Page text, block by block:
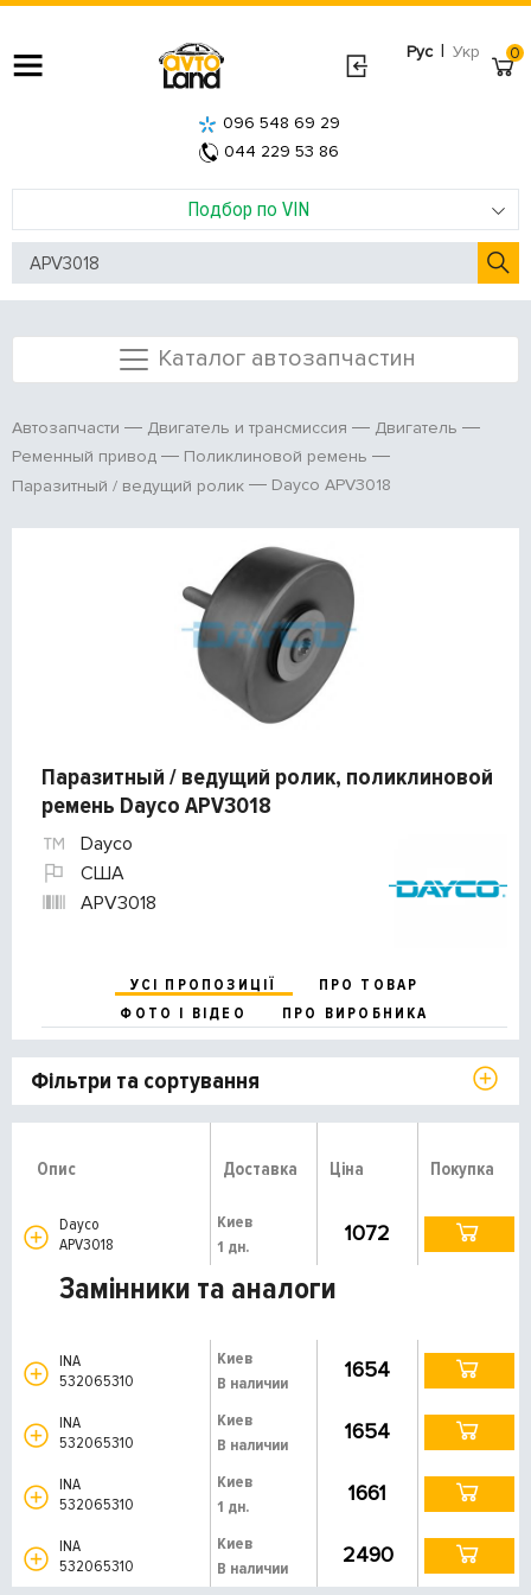
Рус | Укр
Подбор по VIN
096 548 69 29
044 229 53 86
0
Каталог автозапчастин
Автозапчасти Двигатель и трансмиссия
Двигатель
Ременный привод
Поликлиновой ремень
Паразитный / ведущий ролик
Dayco APV3018
Паразитный / ведущий ролик, поликлиновой
ремень Dayco APV3018
Dayco
США
APV3018
УСІ ПРОПОЗИЦІЇ
ПРО ТОВАР
ФОТО І ВІДЕО
ПРО ВИРОБНИКА
Фільтри та сортування
Опис Доставка Ціна Покупка
Dayco
APV3018
Киев
1 дн.
1072
Замінники та аналоги
INA
532065310
Киев
В наличии
1654
INA
532065310
Киев
В наличии
1654
INA
532065310
Киев
1 дн.
1661
INA
532065310
Киев
В наличии
2490